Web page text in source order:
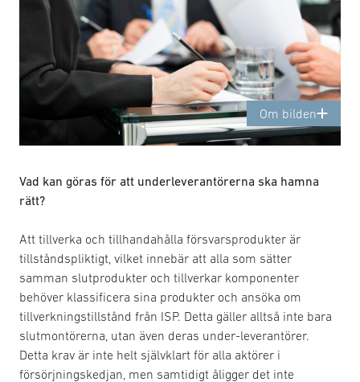
Om bilden
Vad kan göras för att underleverantörerna ska hamna
rätt?
Att tillverka och tillhandahålla försvarsprodukter är
tillståndspliktigt, vilket innebär att alla som sätter
samman slutprodukter och tillverkar komponenter
behöver klassificera sina produkter och ansöka om
tillverkningstillstånd från ISP. Detta gäller alltså inte bara
slutmontörerna, utan även deras under-leverantörer.
Detta krav är inte helt självklart för alla aktörer i
försörjningskedjan, men samtidigt åligger det inte